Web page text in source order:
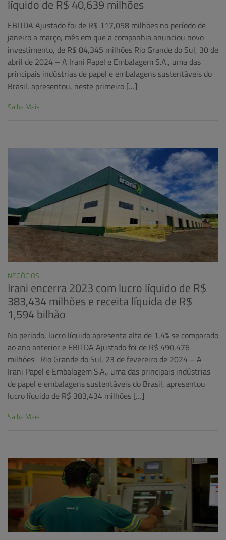
líquido de R$ 40,639 milhões
EBITDA Ajustado foi de R$ 117,058 milhões no período de
janeiro a março, mês em que a companhia anunciou novo
investimento, de R$ 84,345 milhões Rio Grande do Sul, 30 de
abril de 2024 – A Irani Papel e Embalagem S.A., uma das
principais indústrias de papel e embalagens sustentáveis do
Brasil, apresentou, neste primeiro […]
Saiba Mais
NEGÓCIOS
Irani encerra 2023 com lucro líquido de R$
383,434 milhões e receita líquida de R$
1,594 bilhão
No período, lucro líquido apresenta alta de 1,4% se comparado
ao ano anterior e EBITDA Ajustado foi de R$ 490,476
milhões Rio Grande do Sul, 23 de fevereiro de 2024 – A
Irani Papel e Embalagem S.A., uma das principais indústrias
de papel e embalagens sustentáveis do Brasil, apresentou
lucro líquido de R$ 383,434 milhões […]
Saiba Mais